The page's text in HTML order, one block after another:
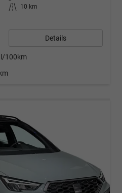
Kilometerstand
10 km
Details
l/100km